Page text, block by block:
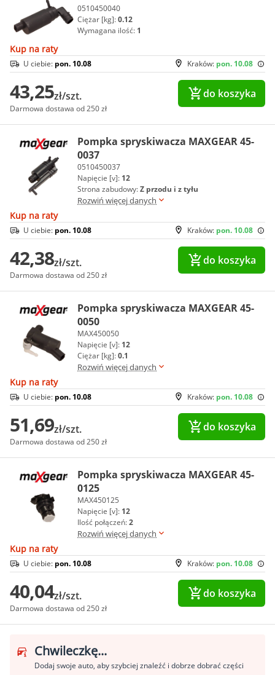
0510450040
Ciężar [kg]:0.12
Wymagana ilość: 1
Kup na raty
Kraków: pon. 10.08
U ciebie: pon. 10.08
43,25zł/szt.
Darmowa dostawa od 250 zł
do koszyka
Pompka spryskiwacza MAXGEAR 45-
0037
0510450037
Napięcie [v]: 12
Strona zabudowy:Z przodu i z tyłu
Rozwiń więcej danych
Kup na raty
Kraków: pon. 10.08
U ciebie: pon. 10.08
42,38zł/szt.
Darmowa dostawa od 250 zł
do koszyka
Pompka spryskiwacza MAXGEAR 45-
0050
MAX450050
Napięcie [v]: 12
Ciężar [kg]:0.1
Rozwiń więcej danych
Kup na raty
Kraków: pon. 10.08
U ciebie: pon. 10.08
51,69zł/szt.
Darmowa dostawa od 250 zł
do koszyka
Pompka spryskiwacza MAXGEAR 45-
0125
MAX450125
Napięcie [v]: 12
Ilość połączeń:2
Rozwiń więcej danych
Kup na raty
Kraków: pon. 10.08
U ciebie: pon. 10.08
40,04zł/szt.
Darmowa dostawa od 250 zł
do koszyka
Chwileczkę...
Dodaj swoje auto, aby szybciej znaleźć i dobrze dobrać części